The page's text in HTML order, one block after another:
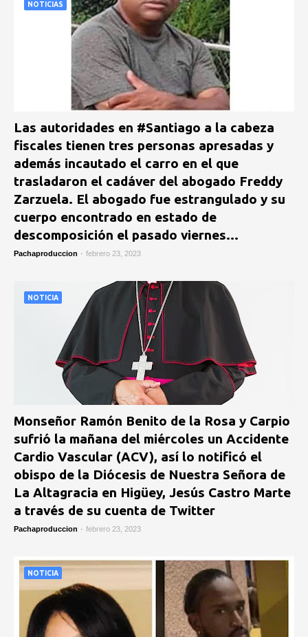
NOTICIAS
Las autoridades en #Santiago a la cabeza
fiscales tienen tres personas apresadas y
además incautado el carro en el que
trasladaron el cadáver del abogado Freddy
Zarzuela. El abogado fue estrangulado y su
cuerpo encontrado en estado de
descomposición el pasado viernes...
Pachaproduccion - febrero 23, 2023
NOTICIA
Monseñor Ramón Benito de la Rosa y Carpio
sufrió la mañana del miércoles un Accidente
Cardio Vascular (ACV), así lo notificó el
obispo de la Diócesis de Nuestra Señora de
La Altagracia en Higüey, Jesús Castro Marte
a través de su cuenta de Twitter
Pachaproduccion - febrero 23, 2023
NOTICIA